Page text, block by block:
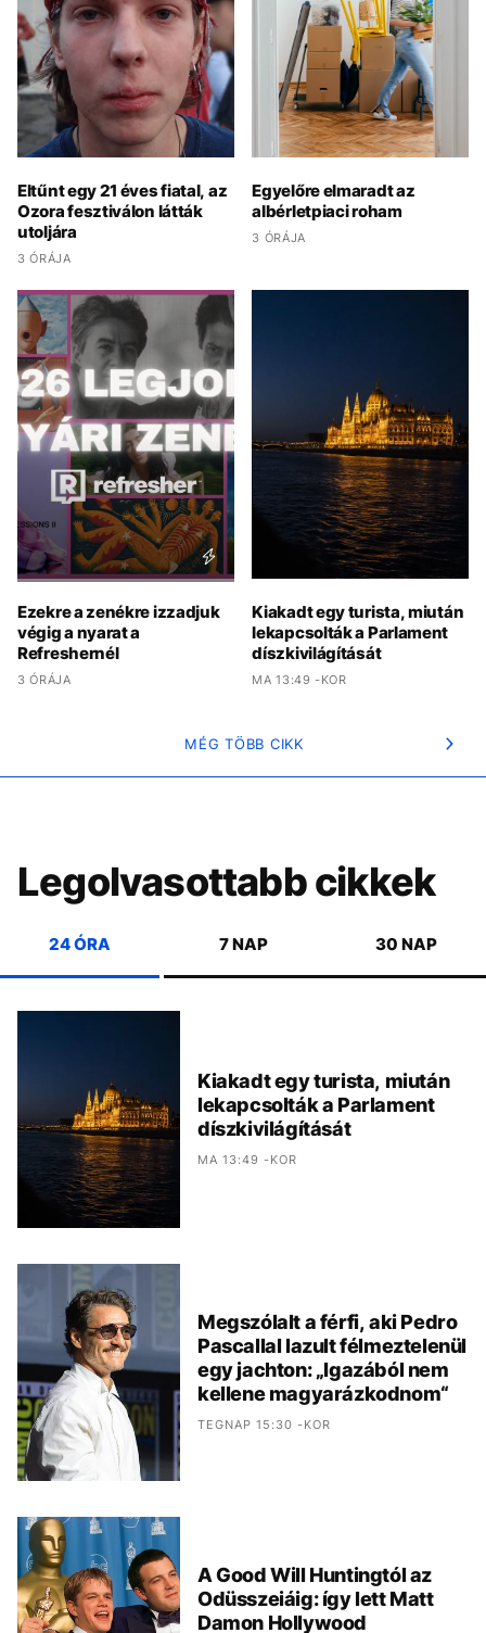
Eltűnt egy 21 éves fiatal, az
Ozora fesztiválon látták
utoljára
3 ÓRÁJA
Egyelőre elmaradt az
albérletpiaci roham
3 ÓRÁJA
Ezekre a zenékre izzadjuk
végig a nyarat a
Refreshernél
3 ÓRÁJA
Kiakadt egy turista, miután
lekapcsolták a Parlament
díszkivilágítását
MA 13:49 -KOR
MÉG TÖBB CIKK
Legolvasottabb cikkek
24 ÓRA 7 NAP 30 NAP
Kiakadt egy turista, miután
lekapcsolták a Parlament
díszkivilágítását
MA 13:49 -KOR
Megszólalt a férfi, aki Pedro
Pascallal lazult félmeztelenül
egy jachton: „Igazából nem
kellene magyarázkodnom“
TEGNAP 15:30 -KOR
A Good Will Huntingtól az
Odüsszeiáig: így lett Matt
Damon Hollywood